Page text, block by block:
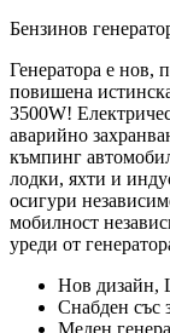
Бензинов
Генератора е нов,
повишена
3500W!
аварийно
къмпинг
лодки, яхти и
осигури
мобилност
уреди от
Нов дизайн,
Снабден със